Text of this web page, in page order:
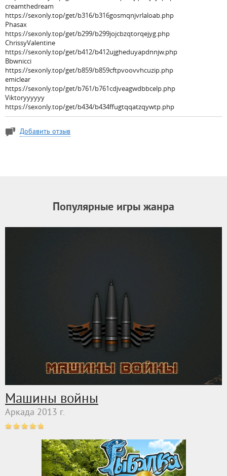
creamthedream
https://sexonly.top/get/b316/b316gosmqnjvrlaloab.php
Phasax
https://sexonly.top/get/b299/b299jojcbzqtorqejyg.php
ChrissyValentine
https://sexonly.top/get/b412/b412ujgheduyapdnnjw.php
Bbwnicci
https://sexonly.top/get/b859/b859cftpvoovvhcuzip.php
emiclear
https://sexonly.top/get/b761/b761cdjveagwdbbcelp.php
Viktoryyyyyy
https://sexonly.top/get/b434/b434ffugtqqatzqywtp.php
Добавить отзыв
Популярные игры жанра
Машины войны
Аркада 2013 г.